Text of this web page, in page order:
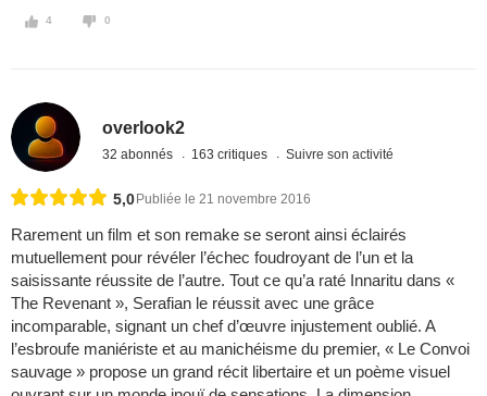
4 0
overlook2
32 abonnés 163 critiques Suivre son activité
5,0 Publiée le 21 novembre 2016
Rarement un film et son remake se seront ainsi éclairés
mutuellement pour révéler l’échec foudroyant de l’un et la
saisissante réussite de l’autre. Tout ce qu’a raté Innaritu dans «
The Revenant », Serafian le réussit avec une grâce
incomparable, signant un chef d’œuvre injustement oublié. A
l’esbroufe maniériste et au manichéisme du premier, « Le Convoi
sauvage » propose un grand récit libertaire et un poème visuel